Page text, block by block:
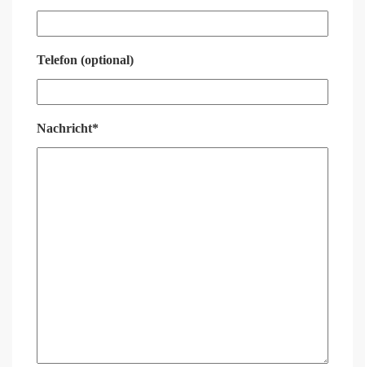
Telefon (optional)
Nachricht*